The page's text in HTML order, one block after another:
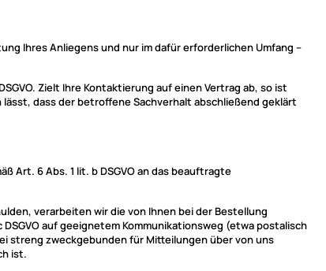
Ihres Anliegens und nur im dafür erforderlichen Umfang –
Zielt Ihre Kontaktierung auf einen Vertrag ab, so ist
dass der betroffene Sachverhalt abschließend geklärt
Art. 6 Abs. 1 lit. b DSGVO an das beauftragte
verarbeiten wir die von Ihnen bei der Bestellung
auf geeignetem Kommunikationsweg (etwa postalisch
streng zweckgebunden für Mitteilungen über von uns
ist.